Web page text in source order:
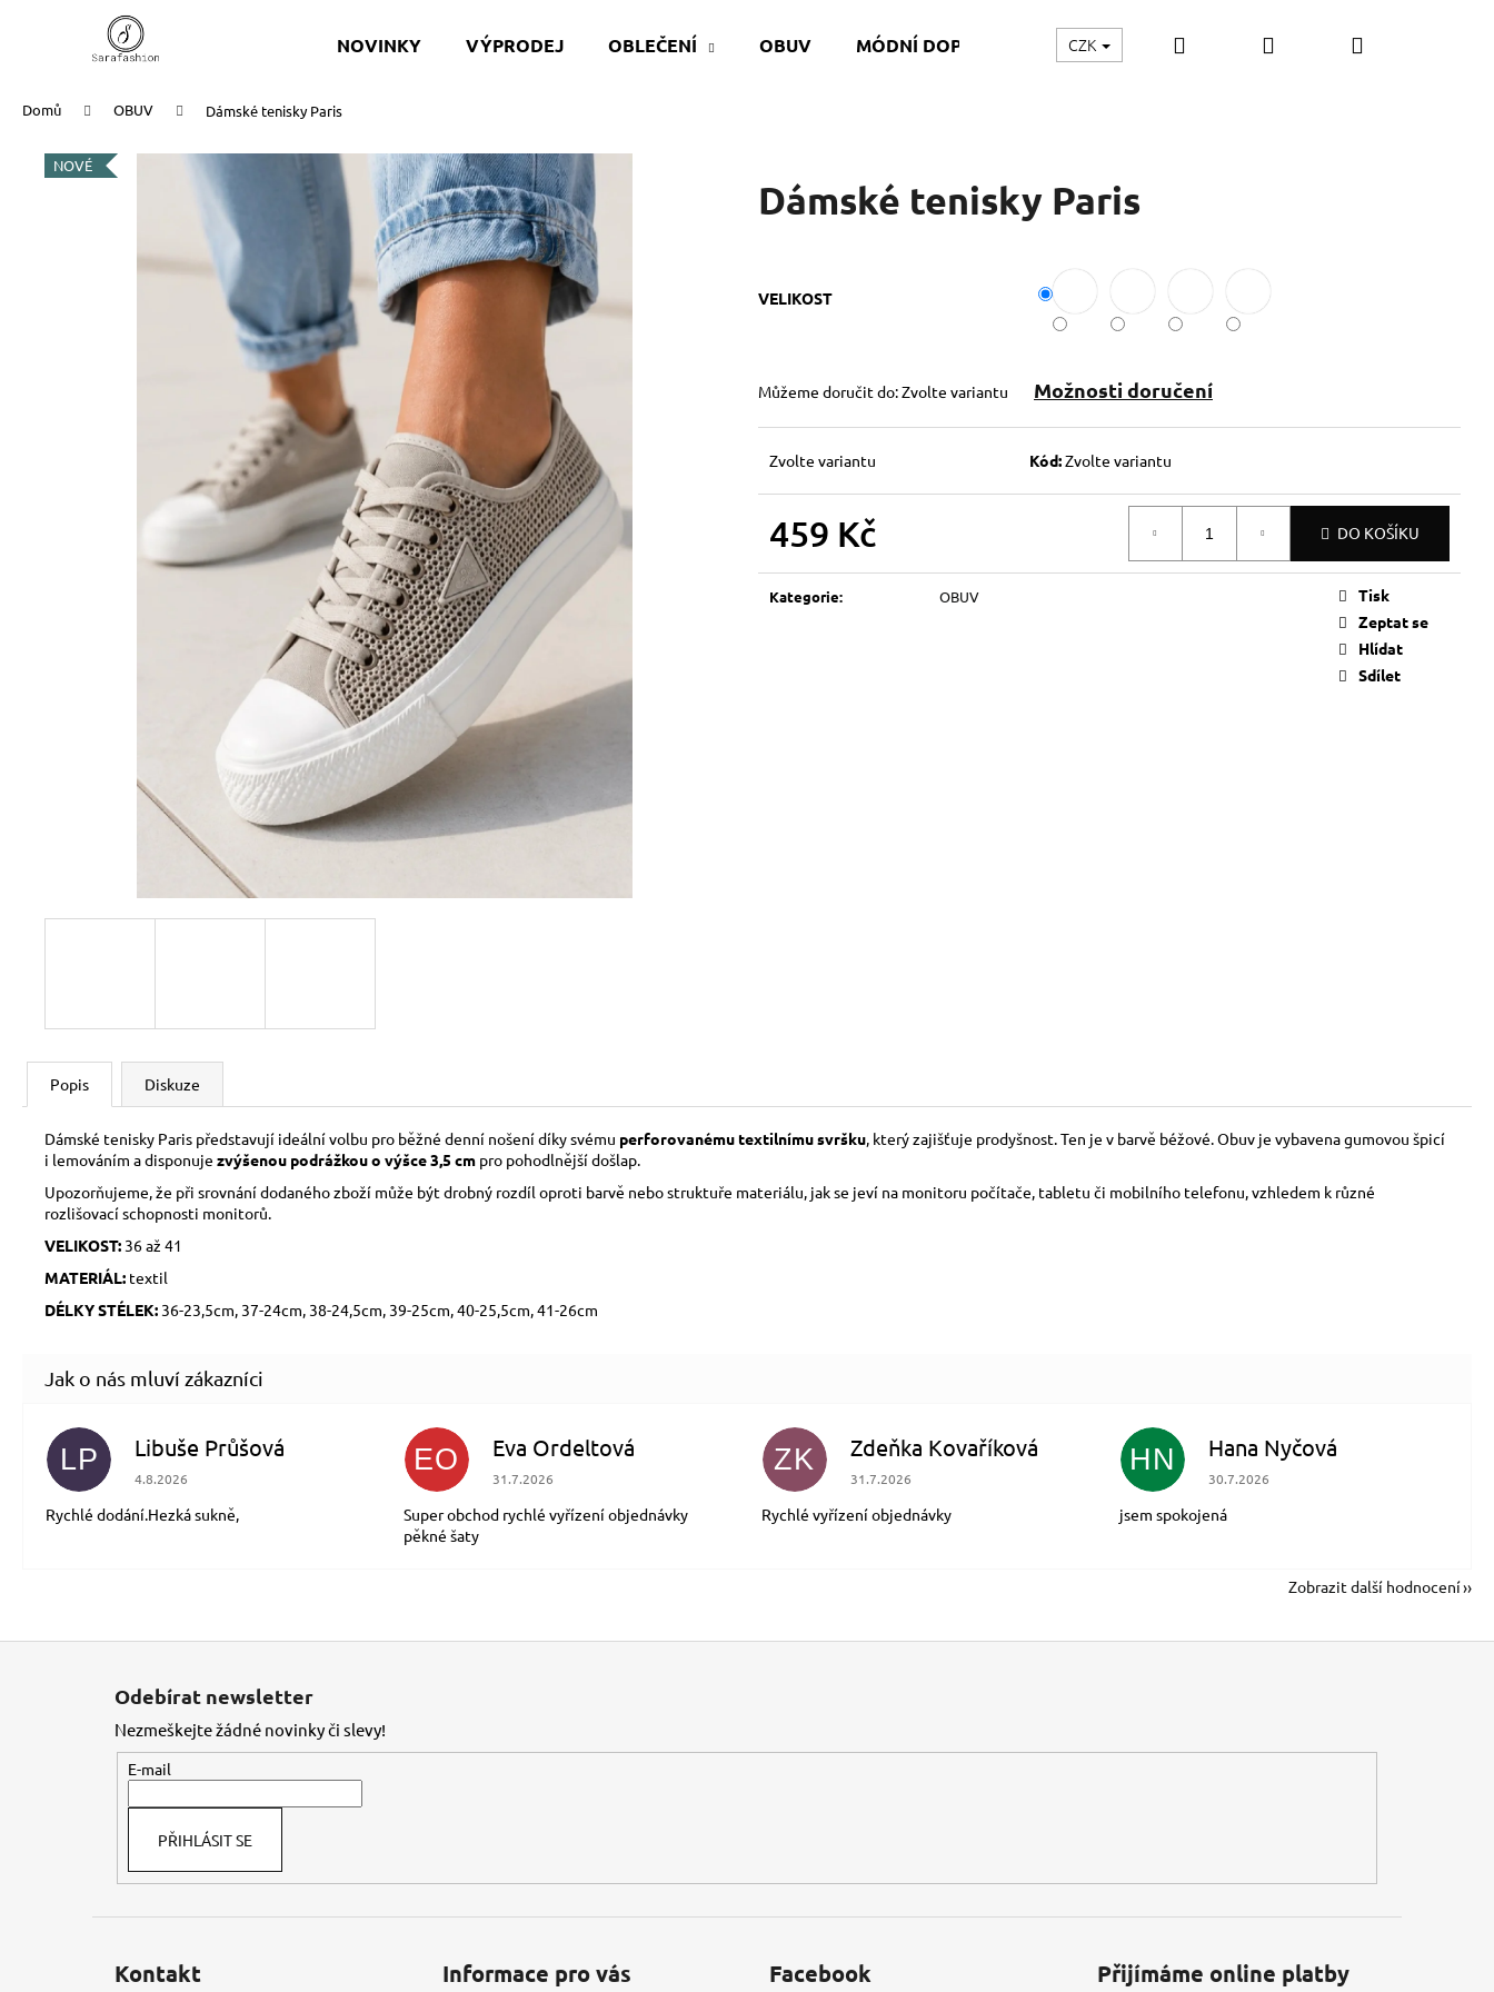
NOVINKY VÝPRODEJ OBLEČENÍ OBUV MÓDNÍ DOPLŇKY MÓDA XXL DÁRKOVÉ POUKAZY
CZK Hledat PřihlášeníNákupní
Domů OBUV Dámské tenisky Paris
Dámské tenisky Paris
VELIKOST
Můžeme doručit do:Zvolte variantu Možnosti doručení
Zvolte variantu Kód:Zvolte variantu
459 Kč DO KOŠÍKU
Kategorie: OBUV
Tisk
Zeptat se
Hlídat
Sdílet
NOVÉ
Popis Diskuze
Dámské tenisky Paris představují ideální volbu pro běžné denní nošení díky svému perforovanému textilnímu svršku, který zajišťuje prodyšnost. Ten je v barvě béžové. Obuv je vybavena gumovou špicí
i lemováním a disponuje zvýšenou podrážkou o výšce 3,5 cm pro pohodlnější došlap.
Upozorňujeme, že při srovnání dodaného zboží může být drobný rozdíl oproti barvě nebo struktuře materiálu, jak se jeví na monitoru počítače, tabletu či mobilního telefonu, vzhledem k různé
rozlišovací schopnosti monitorů.
VELIKOST: 36 až 41
MATERIÁL: textil
DÉLKY STÉLEK: 36-23,5cm, 37-24cm, 38-24,5cm, 39-25cm, 40-25,5cm, 41-26cm
LP Libuše Průšová
Hodnocení obchodu je 5 z 5 hvězdiček.
4.8.2026
Rychlé dodání.Hezká sukně,
EO Eva Ordeltová
Hodnocení obchodu je 5 z 5 hvězdiček.
31.7.2026
Super obchod rychlé vyřízení objednávky
pěkné šaty
ZK Zdeňka Kovaříková
Hodnocení obchodu je 5 z 5 hvězdiček.
31.7.2026
Rychlé vyřízení objednávky
HN Hana Nyčová
Hodnocení obchodu je 5 z 5 hvězdiček.
30.7.2026
jsem spokojená
Zobrazit další hodnocení
Zpět
obchodu
Zpět
obchodu
HLEDAT
Doporučujeme
Odebírat newsletter
Nezmeškejte žádné novinky či slevy!
E-mail
PŘIHLÁSIT SE
Kontakt Informace pro vás Facebook Přijímáme online platby